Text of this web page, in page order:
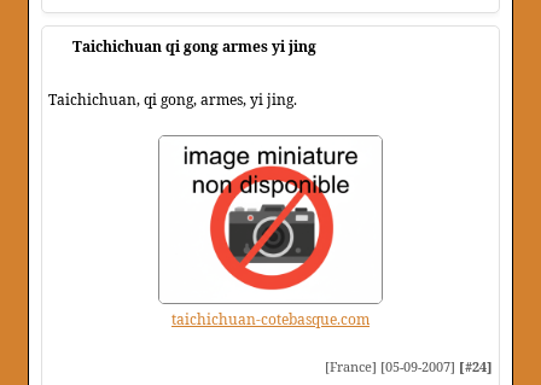
Taichichuan qi gong armes yi jing
Taichichuan, qi gong, armes, yi jing.
taichichuan-cotebasque.com
[France] [05-09-2007] [#24]